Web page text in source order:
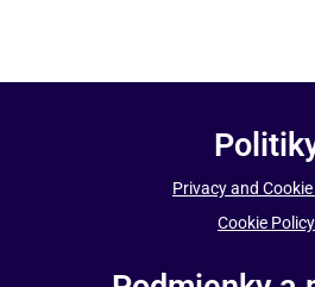
Privacy and
Cookie Policy